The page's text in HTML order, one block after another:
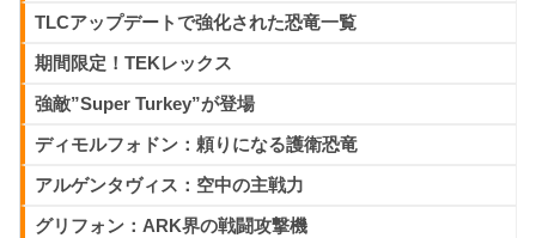
ゲーですが、多岐にわたるプラットフォームで展開されてい
を、ARKをアーリー版からプレイしてきた筆者が解説してい
きます。
ARK総まとめ！サバイバルガ
TLCアップデートで強化された恐竜一覧
期間限定！TEKレックス
強敵”Super Turkey”が登場
ディモルフォドン：頼りになる護衛恐竜
アルゲンタヴィス：空中の主戦力
グリフォン：ARK界の戦闘攻撃機